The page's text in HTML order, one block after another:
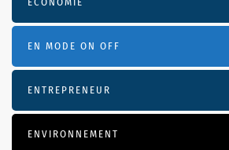
EN MODE ON OFF
ENTREPRENEUR
ENVIRONNEMENT